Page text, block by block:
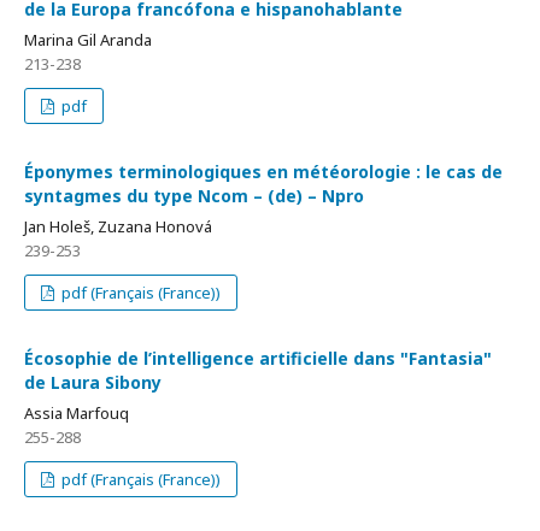
de la Europa francófona e hispanohablante
Marina Gil Aranda
213-238
pdf
Éponymes terminologiques en météorologie : le cas de
syntagmes du type Ncom – (de) – Npro
Jan Holeš, Zuzana Honová
239-253
pdf (Français (France))
Écosophie de l’intelligence artificielle dans "Fantasia"
de Laura Sibony
Assia Marfouq
255-288
pdf (Français (France))